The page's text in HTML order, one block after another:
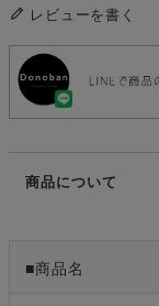
レビューを書く
商品について
■商品名